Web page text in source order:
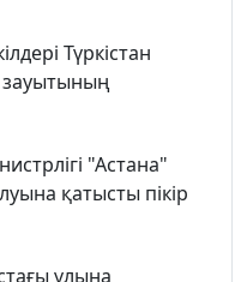
Түркістан
зауытының
"Астана"
қатысты пікір
ұлына